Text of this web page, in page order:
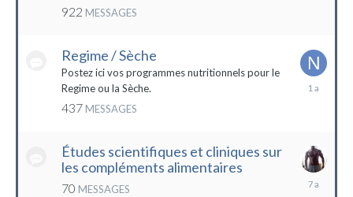
922 MESSAGES
Regime / Sèche
Postez ici vos programmes nutritionnels pour le
Regime ou la Sèche.
437 MESSAGES
18
Études scientifiques et cliniques sur
les compléments alimentaires
70 MESSAGES
18